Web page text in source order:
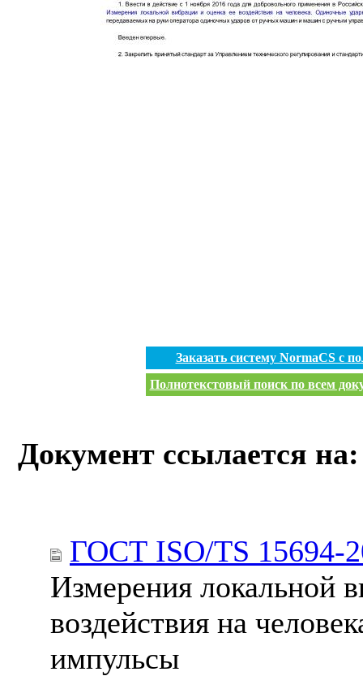
Заказать систему NormaCS с
Полнотекстовый поиск по всем
Документ ссылается на:
ГОСТ ISO/TS 15694-
Измерения локальной
воздействия на
импульсы